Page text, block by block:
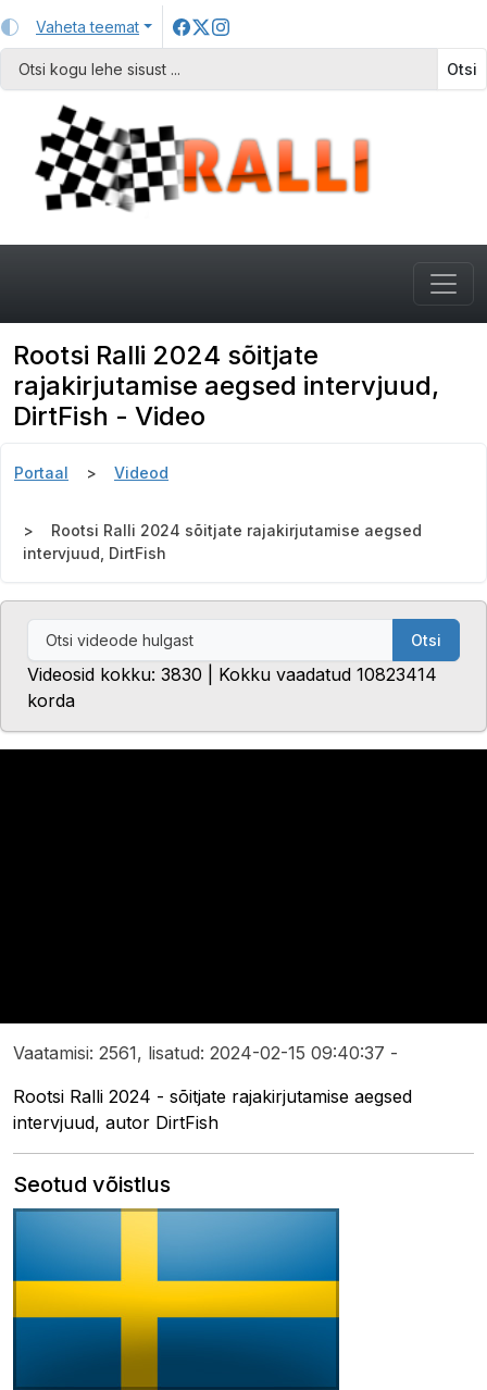
Vaheta teemat
Otsi
Rootsi Ralli 2024 sõitjate
rajakirjutamise aegsed intervjuud,
DirtFish - Video
Portaal Videod
Rootsi Ralli 2024 sõitjate rajakirjutamise aegsed
intervjuud, DirtFish
Otsi
Videosid kokku: 3830 | Kokku vaadatud 10823414
korda
Vaatamisi: 2561, lisatud: 2024-02-15 09:40:37 -
Rootsi Ralli 2024 - sõitjate rajakirjutamise aegsed
intervjuud, autor DirtFish
Seotud võistlus